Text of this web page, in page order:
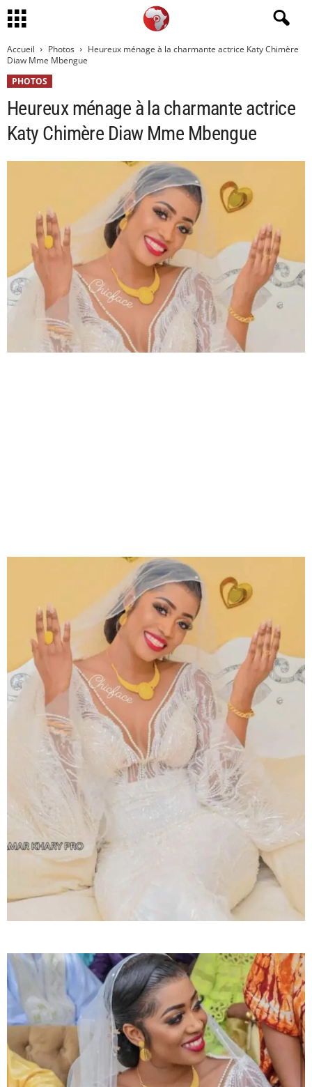
Accueil Photos
Heureux ménage à la charmante actrice Katy Chimère
Diaw Mme Mbengue
PHOTOS
Heureux ménage à la charmante actrice
Katy Chimère Diaw Mme Mbengue